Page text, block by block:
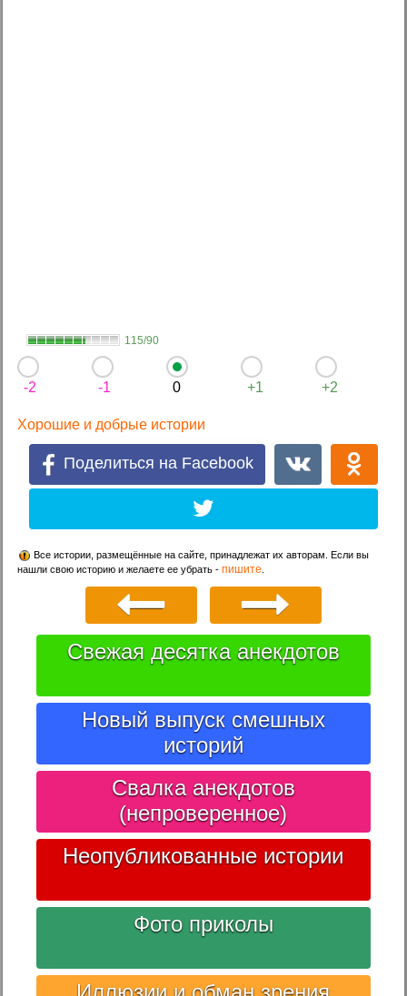
115/90
-2 -1 0 +1 +2
Хорошие и добрые истории
Поделиться на Facebook
Все истории, размещённые на сайте, принадлежат их авторам. Если вы
нашли свою историю и желаете ее убрать -пишите
Свежая десятка анекдотов
Новый выпуск смешных
историй
Свалка анекдотов
(непроверенное)
Неопубликованные истории
Фото приколы